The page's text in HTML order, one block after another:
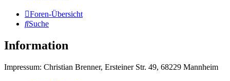
Foren-Übersicht
Suche
Information
Impressum: Christian Brenner, Ersteiner Str. 49, 68229 Mannheim